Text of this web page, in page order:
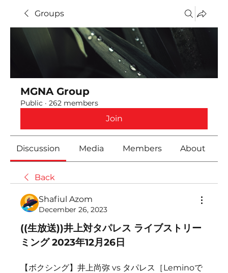
Groups
MGNA Group
Public · 262 members
Join
Discussion Media Members About
Back
Shafiul Azom
December 26, 2023
((生放送))井上対タパレス ライブストリー
ミング 2023年12月26日
【ボクシング】井上尚弥 vs タパレス［Leminoで